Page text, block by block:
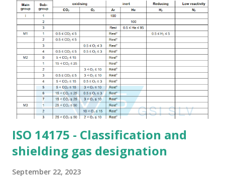
relevant documentation must be collected for inclusion in the
test package . 📦 11 Steps to Prepare a Hydrotest Package 1.
Cover Page Include project name, client, contractor, system
name, line class, and test type. A sample form can be
customized to suit your project format. 2. Content Sheet
Provides a summary index of documents included. Pre-fill
standard informatio...
ISO 14175 - Classification and
shielding gas designation
September 22, 2023